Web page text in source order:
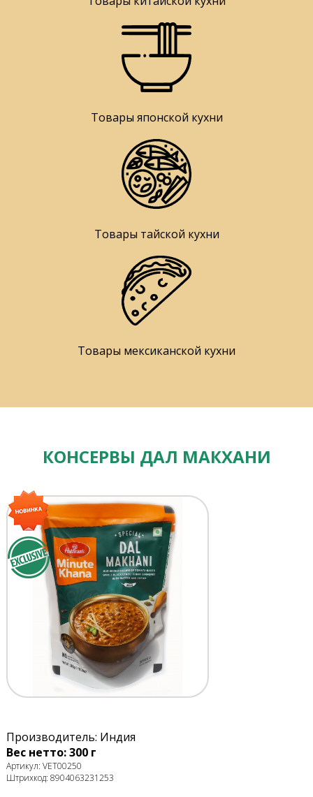
Товары японской кухни
Товары тайской кухни
Товары мексиканской кухни
КОНСЕРВЫ ДАЛ МАКХАНИ
Производитель: Индия
Вес нетто: 300 г
Артикул: VET00250
Штрихкод: 8904063231253